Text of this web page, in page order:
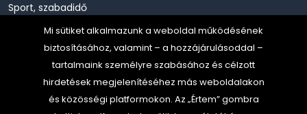
Sport, szabadidő
Szépség, Egészség, Higénia
Szerszám, Barkácsolás
Telefon, Okos eszköz, GPS
Mi sütiket alkalmazunk a weboldal működésének
biztosításához, valamint – a hozzájárulásoddal –
tartalmaink személyre szabásához és célzott
hirdetések megjelenítéséhez más weboldalakon
és közösségi platformokon. Az „Értem” gombra